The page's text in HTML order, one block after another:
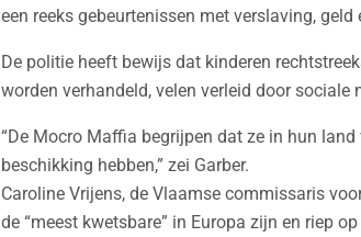
een reeks gebeurtenissen met verslaving,
De politie heeft bewijs dat kinderen
worden verhandeld, velen verleid door sociale
“De Mocro Maffia begrijpen dat ze in hun
beschikking hebben,” zei Garber.
Caroline Vrijens, de Vlaamse commissaris
de “meest kwetsbare” in Europa zijn en riep